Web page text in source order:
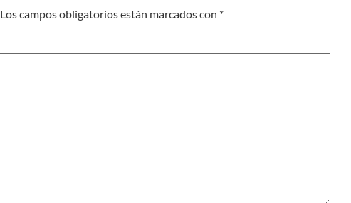
Los campos obligatorios están marcados con *